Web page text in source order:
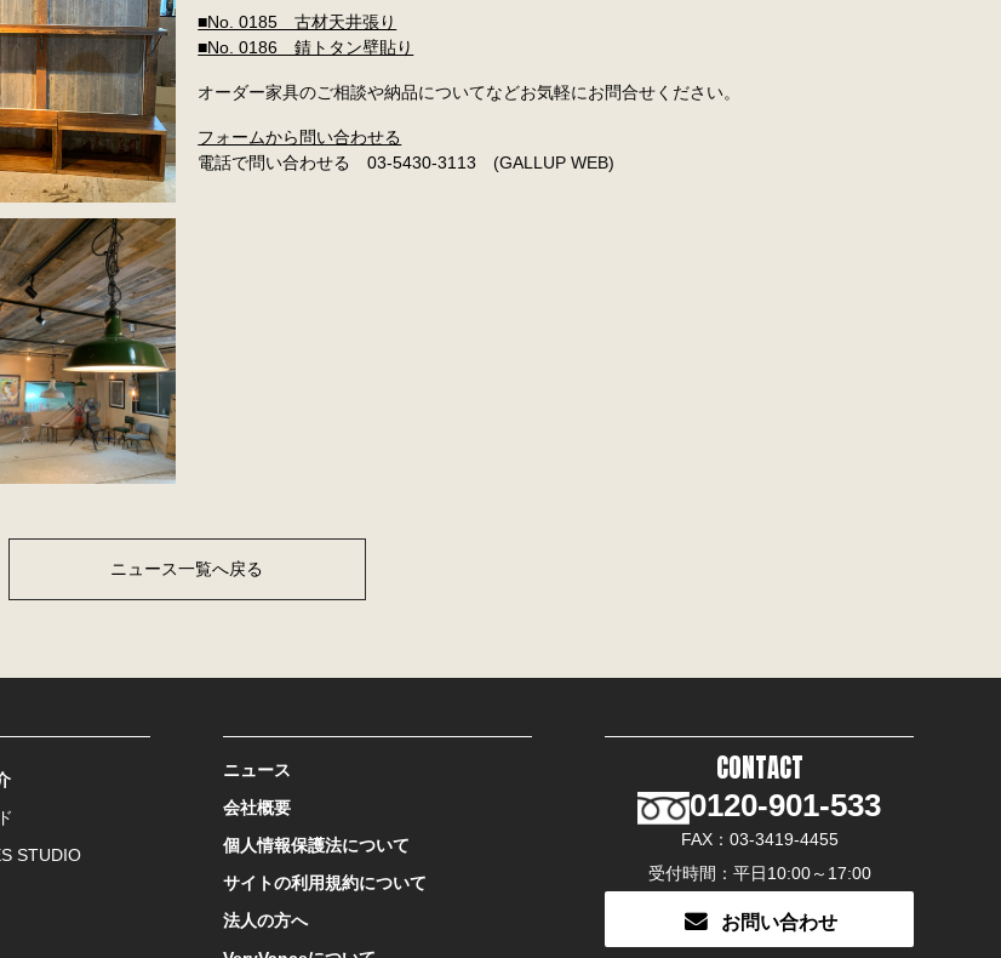
■No. 0185 古材天井張り
■No. 0186 錆トタン壁貼り
オーダー家具のご相談や納品についてなどお気軽にお問合せください。
フォームから問い合わせる
電話で問い合わせる 03-5430-3113 (GALLUP WEB)
ニュース一覧へ戻る
STUDIO
ニュース
会社概要
個人情報保護法について
サイトの利用規約について
法人の方へ
CONTACT
0120-901-533
FAX：03-3419-4455
受付時間：平日10:00～17:00
お問い合わせ